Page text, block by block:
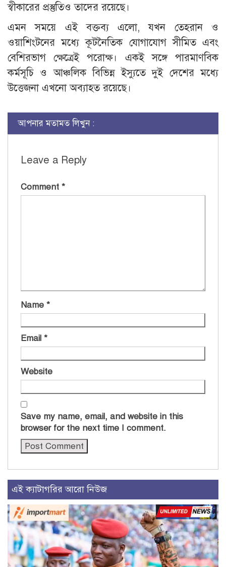
স্বীকারের প্রস্তুতিও তাদের রয়েছে।
এমন সময়ে এই বক্তব্য এলো, যখন তেহরান ও
ওয়াশিংটনের মধ্যে কূটনৈতিক যোগাযোগ সীমিত এবং
বেশিরভাগ ক্ষেত্রেই পরোক্ষ। একই সঙ্গে পারমাণবিক
কর্মসূচি ও আঞ্চলিক বিভিন্ন ইস্যুতে দুই দেশের মধ্যে
উত্তেজনা এখনো অব্যাহত রয়েছে।
আপনার মতামত লিখুন :
Leave a Reply
Comment *
Name *
Email *
Website
Save my name, email, and website in this
browser for the next time I comment.
এই ক্যাটাগরির আরো নিউজ